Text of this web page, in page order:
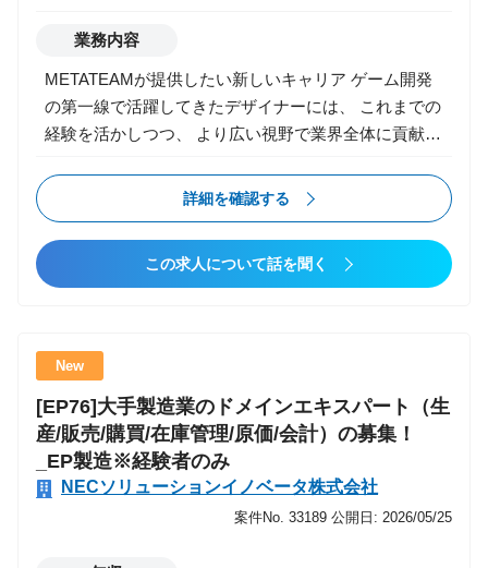
拡大 ・AI領域の提案活動、キーマンとのリレーション
・PoCで終わらせず、実導入・定着までリード ・AIコ
ンサル組織の仕組み化の推進 ・若手コンサルタントの
育成・教育・マネジメント 【Senior Manager職】 ・
主要顧客の責任者として、プロジェクト品質向上と顧
客貢献最大化 ・AI領域の案件創出・大型提案の推進
・組織づくり・採用・育成・カルチャー浸透の主導 ・
経営幹部候補としての会社貢献 特色/魅力 ・AI領域の
構想策定?実装?定着までEnd to Endで支援できる ・技
コアメンバーとして組織づくりにも関われる ・ワンプ
ール制で業界に縛られずAI活用支援が可能 直近プロジ
ェクト事例 ■大手小売業：DX推進／業務改革支援（構
想?計画策定、PMO） ■大手保険会社：システム企
画・RFP作成支援 ■大手企業：セキュリティ導入計画
策定支援 ※今後は生成AI活用の案件拡大を予定
業務内容
METATEAMが提供したい新しいキャリア ゲーム開発
の第一線で活躍してきたデザイナーには、 これまでの
経験を活かしつつ、 より広い視野で業界全体に貢献で
の引き出しを増やす ・チームマネジメントや組織構築
など、ビジネススキルを磨く成長機会 ・新規事業にも
挑戦可能 経験を多く積んでさらにスキルアップしたい
方、 現場経験を生かしてキャリアの幅を広げたい方に
／敵／ボス／NPCなどのモーション制作と実装を担当
します。 ゲームのモーションは、映像と異なり プレ
イフィール、同期、レスポンス、遷移、当たり判定、
最適化、ゲーム性 を強く意識して制作する必要があり
ます。 【主な業務】 ▼ キャラクターモーション制作
・キャラクターアクション（攻撃／回避／移動／待機
／スキル） ・バトルアニメーション（コンボ、必殺
詳細を確認する
この求人について話を聞く
New
[EP76]大手製造業のドメインエキスパート（生
産/販売/購買/在庫管理/原価/会計）の募集！
_EP製造※経験者のみ
NECソリューションイノベータ株式会社
案件No. 33189 公開日: 2026/05/25